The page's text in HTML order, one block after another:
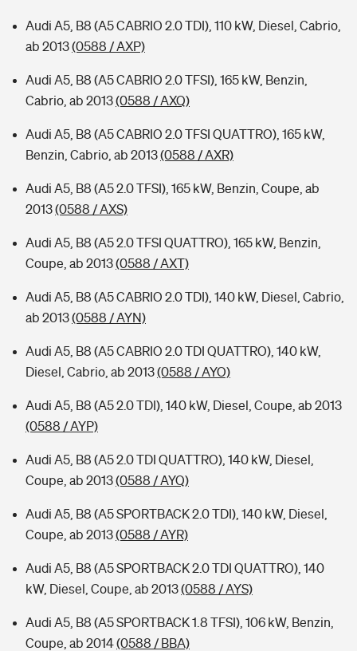
Audi A5, B8 (A5 CABRIO 2.0 TDI), 110 kW, Diesel, Cabrio,
ab 2013(0588 / AXP)
Audi A5, B8 (A5 CABRIO 2.0 TFSI), 165 kW, Benzin,
Cabrio, ab 2013(0588 / AXQ)
Audi A5, B8 (A5 CABRIO 2.0 TFSI QUATTRO), 165 kW,
Benzin, Cabrio, ab 2013(0588 / AXR)
Audi A5, B8 (A5 2.0 TFSI), 165 kW, Benzin, Coupe, ab
2013(0588 / AXS)
Audi A5, B8 (A5 2.0 TFSI QUATTRO), 165 kW, Benzin,
Coupe, ab 2013(0588 / AXT)
Audi A5, B8 (A5 CABRIO 2.0 TDI), 140 kW, Diesel, Cabrio,
ab 2013(0588 / AYN)
Audi A5, B8 (A5 CABRIO 2.0 TDI QUATTRO), 140 kW,
Diesel, Cabrio, ab 2013(0588 / AYO)
Audi A5, B8 (A5 2.0 TDI), 140 kW, Diesel, Coupe, ab 2013
(0588 / AYP)
Audi A5, B8 (A5 2.0 TDI QUATTRO), 140 kW, Diesel,
Coupe, ab 2013(0588 / AYQ)
Audi A5, B8 (A5 SPORTBACK 2.0 TDI), 140 kW, Diesel,
Coupe, ab 2013(0588 / AYR)
Audi A5, B8 (A5 SPORTBACK 2.0 TDI QUATTRO), 140
kW, Diesel, Coupe, ab 2013(0588 / AYS)
Audi A5, B8 (A5 SPORTBACK 1.8 TFSI), 106 kW, Benzin,
Coupe, ab 2014(0588 / BBA)